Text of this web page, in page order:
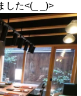
した<(_ _)>